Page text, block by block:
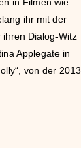
in Filmen wie
ihr mit der
ihren Dialog-Witz
Applegate in
von der 2013